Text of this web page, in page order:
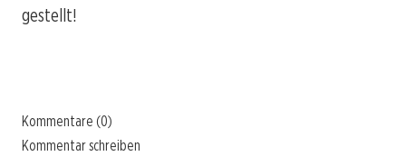
gestellt!
Kommentare (0)
Kommentar schreiben